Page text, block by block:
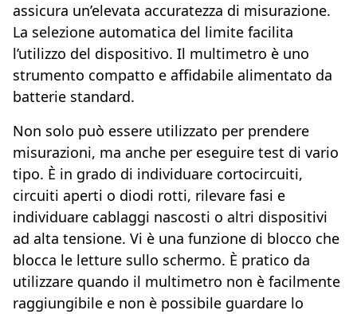
assicura un’elevata accuratezza di misurazione.
La selezione automatica del limite facilita
l’utilizzo del dispositivo. Il multimetro è uno
strumento compatto e affidabile alimentato da
batterie standard.
Non solo può essere utilizzato per prendere
misurazioni, ma anche per eseguire test di vario
tipo. È in grado di individuare cortocircuiti,
circuiti aperti o diodi rotti, rilevare fasi e
individuare cablaggi nascosti o altri dispositivi
ad alta tensione. Vi è una funzione di blocco che
blocca le letture sullo schermo. È pratico da
utilizzare quando il multimetro non è facilmente
raggiungibile e non è possibile guardare lo